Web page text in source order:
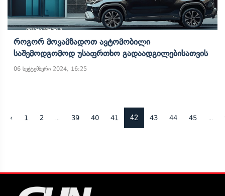
Როგორ Მოვამზადოთ Ავტომობილი
Საშემოდგომოდ Უსაფრთხო Გადაადგილებისათვის
06 სექტემბერი 2024, 16:25
‹ 1 2 39 40 41 42 43 44 45